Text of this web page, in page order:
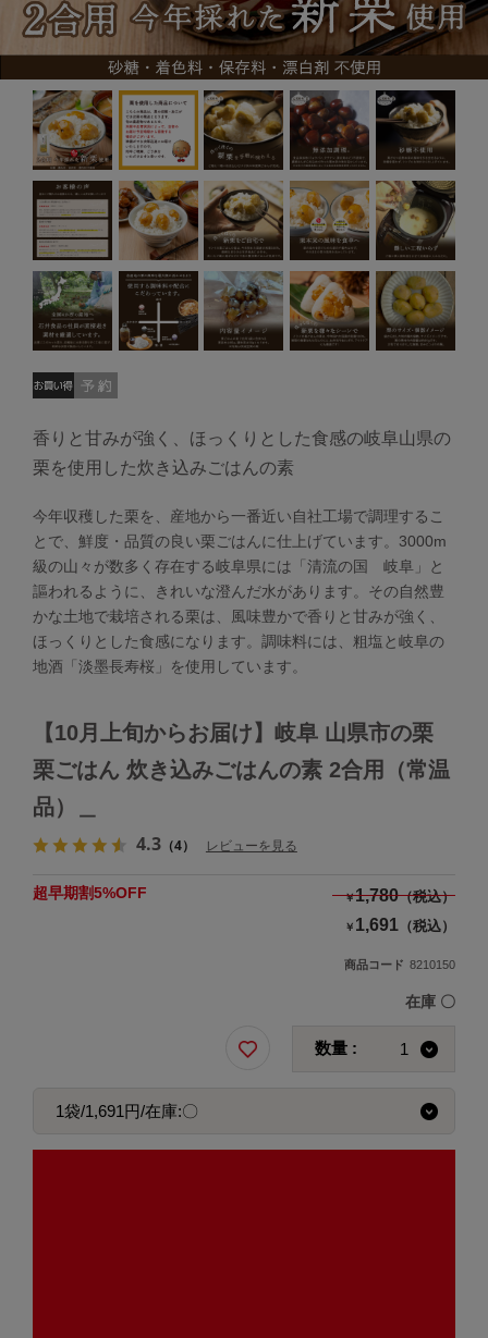
香りと甘みが強く、ほっくりとした食感の岐阜山県の
栗を使用した炊き込みごはんの素
今年収穫した栗を、産地から一番近い自社工場で調理するこ
とで、鮮度・品質の良い栗ごはんに仕上げています。3000m
級の山々が数多く存在する岐阜県には「清流の国 岐阜」と
謳われるように、きれいな澄んだ水があります。その自然豊
かな土地で栽培される栗は、風味豊かで香りと甘みが強く、
ほっくりとした食感になります。調味料には、粗塩と岐阜の
地酒「淡墨長寿桜」を使用しています。
【10月上旬からお届け】岐阜 山県市の栗
栗ごはん 炊き込みごはんの素 2合用（常温
品）＿
4.3（4） レビューを見る
超早期割5%OFF ￥1,780（税込）
￥ 1,691 （税込）
商品コード 8210150
在庫 〇
数量 :